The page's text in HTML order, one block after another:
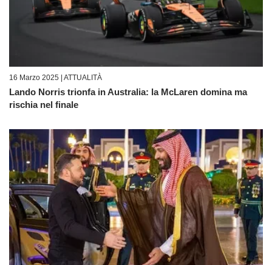
16 Marzo 2025 | ATTUALITÀ
Lando Norris trionfa in Australia: la McLaren domina ma
rischia nel finale